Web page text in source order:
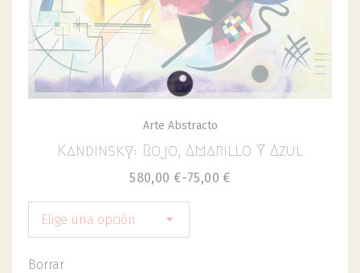
Arte Abstracto
Kandinsky: Rojo, Amarillo Y Azul
75,00 €
-
580,00 €
Elige una opción
Borrar